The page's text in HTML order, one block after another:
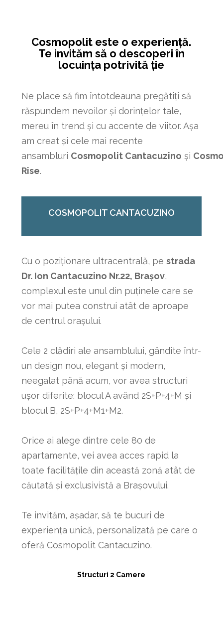
Cosmopolit este o experiență.
Te invităm să o descoperi în
locuința potrivită ție
Ne place să fim întotdeauna pregătiți să
răspundem nevoilor și dorințelor tale,
mereu în trend și cu accente de viitor. Așa
am creat și cele mai recente
ansambluri Cosmopolit Cantacuzino și
Rise.
COSMOPOLIT CANTACUZINO
Cu o poziționare ultracentrală, pe strada
Dr. Ion Cantacuzino Nr.22, Brașov,
complexul este unul din puținele care se
vor mai putea construi atât de aproape
de centrul orașului.
Cele 2 clădiri ale ansamblului, gândite într-
un design nou, elegant și modern,
neegalat până acum, vor avea structuri
ușor diferite: blocul A având 2S+P+4+M și
blocul B, 2S+P+4+M1+M2.
Orice ai alege dintre cele 80 de
apartamente, vei avea acces rapid la
toate facilitățile din această zonă atât de
căutată și exclusivistă a Brașovului.
Te invităm, așadar, să te bucuri de
experiența unică, personalizată pe care o
oferă Cosmopolit Cantacuzino.
Structuri 2 Camere